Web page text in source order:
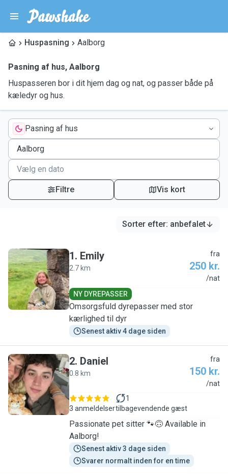
Huspasning Aalborg
Pasning af hus, Aalborg
Huspasseren bor i dit hjem dag og nat, og passer både på
kæledyr og hus.
Pasning af hus
Filtre Vis kort
Sorter efter: anbefalet
E
1. Emily
2.7 km
fra
250 kr.
/nat
NY DYREPASSER
Omsorgsfuld dyrepasser med stor
kærlighed til dyr
Senest aktiv 4 dage siden
D
2. Daniel
0.8 km
fra
150 kr.
/nat
3 anmeldelser
1
tilbagevendende gæst
Passionate pet sitter 🐾🙃 Available in
Aalborg!
Senest aktiv 3 dage siden
Svarer normalt inden for en time